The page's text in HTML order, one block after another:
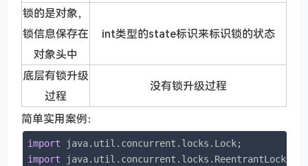
锁的是对象，
锁信息保存在
对象头中
int类型的state标识来标识锁的状态
底层有锁升级
过程
没有锁升级过程
简单实用案例：
import
import java.util.concurrent.locks.ReentrantLock;